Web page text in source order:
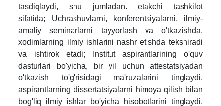
tasdiqlaydi, shu jumladan. etakchi tashkilot
sifatida; Uchrashuvlarni, konferentsiyalarni, ilmiy-
amaliy seminarlarni tayyorlash va o'tkazishda,
xodimlarning ilmiy ishlarini nashr etishda tekshiradi
va ishtirok etadi;
Institut aspirantlarining o'quv
dasturlari bo'yicha, bir yil uchun attestatsiyadan
o'tkazish to'g'risidagi ma'ruzalarini tinglaydi,
aspirantlarning dissertatsiyalarni himoya qilish bilan
bog'liq ilmiy ishlar bo'yicha hisobotlarini tinglaydi,